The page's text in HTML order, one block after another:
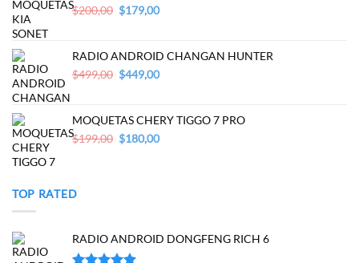
$200,00 Original
$200,00.
$179,00Current
$179,00.
RADIO ANDROID CHANGAN HUNTER
$499,00 Original
$499,00.
$449,00Current
$449,00.
MOQUETAS CHERY TIGGO 7 PRO
$199,00 Original
$180,00Current
TOP RATED
RADIO ANDROID DONGFENG RICH 6